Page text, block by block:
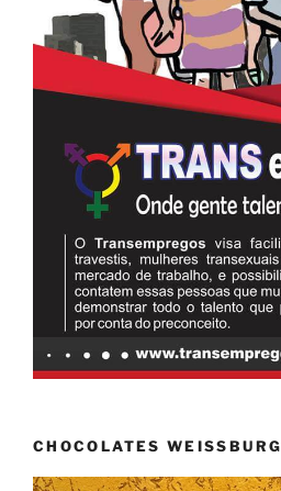
CHOCOLATES WEISSBURG